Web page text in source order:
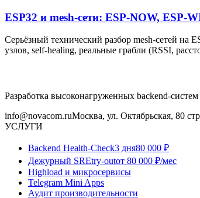
ESP32 и mesh-сети: ESP-NOW,
Серьёзный технический разбор mesh-сетей на
узлов, self-healing, реальные грабли (RSSI,
Разработка высоконагруженных backend-
info@novacom.ruМосква, ул. Октябрьская, 80
УСЛУГИ
Backend Health-Check3 дня80 000 ₽
Дежурный SREtry-outот 80 000 ₽/мес
Highload и микросервисы
Telegram Mini Apps
Аудит производительности